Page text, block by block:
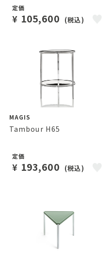
定価
¥ 105,600 (税込)
MAGIS
Tambour H65
定価
¥ 193,600 (税込)